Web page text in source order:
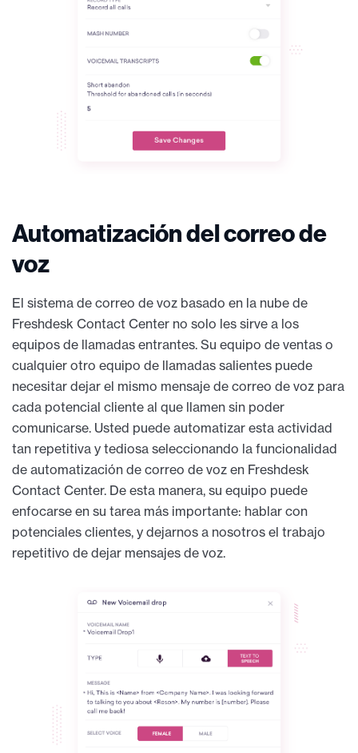
Automatización del correo de
voz
El sistema de correo de voz basado en la nube de
Freshdesk Contact Center no solo les sirve a los
equipos de llamadas entrantes. Su equipo de ventas o
cualquier otro equipo de llamadas salientes puede
necesitar dejar el mismo mensaje de correo de voz para
cada potencial cliente al que llamen sin poder
comunicarse. Usted puede automatizar esta actividad
tan repetitiva y tediosa seleccionando la funcionalidad
de automatización de correo de voz en Freshdesk
Contact Center. De esta manera, su equipo puede
enfocarse en su tarea más importante: hablar con
potenciales clientes, y dejarnos a nosotros el trabajo
repetitivo de dejar mensajes de voz.